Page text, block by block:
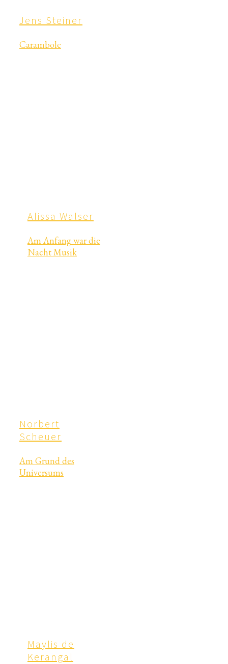
Jens Steiner
Carambole
Alissa Walser
Am Anfang war die
Nacht Musik
Norbert
Scheuer
Am Grund des
Universums
Maylis de
Kerangal